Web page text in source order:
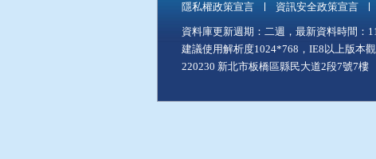
隱私權政策宣言 資訊安全政策宣言
資料庫更新週期：二週，最新資料時間：
建議使用解析度1024*768，IE8以上版本
220230 新北市板橋區縣民大道2段7號7